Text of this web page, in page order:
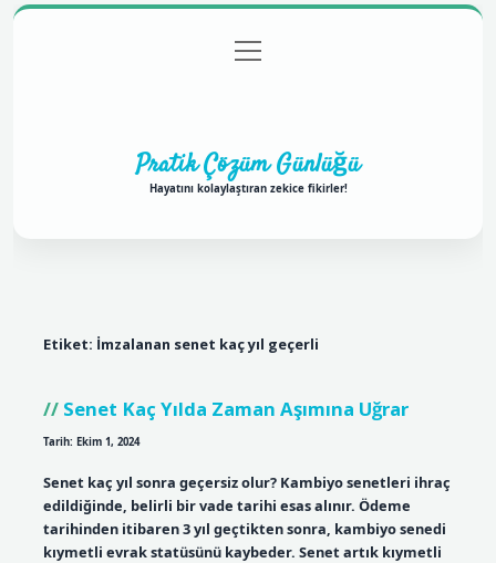
Gizlilik Politikası
menüyü
aç
Pratik Çözüm Günlüğü
Hayatını kolaylaştıran zekice fikirler!
Etiket: İmzalanan senet kaç yıl geçerli
Senet Kaç Yılda Zaman Aşımına Uğrar
Tarih: Ekim 1, 2024
Senet kaç yıl sonra geçersiz olur? Kambiyo senetleri ihraç
edildiğinde, belirli bir vade tarihi esas alınır. Ödeme
tarihinden itibaren 3 yıl geçtikten sonra, kambiyo senedi
kıymetli evrak statüsünü kaybeder. Senet artık kıymetli